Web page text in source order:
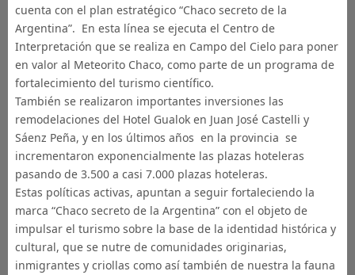
cuenta con el plan estratégico “Chaco secreto de la
Argentina”. En esta línea se ejecuta el Centro de
Interpretación que se realiza en Campo del Cielo para poner
en valor al Meteorito Chaco, como parte de un programa de
fortalecimiento del turismo científico.
También se realizaron importantes inversiones las
remodelaciones del Hotel Gualok en Juan José Castelli y
Sáenz Peña, y en los últimos años en la provincia se
incrementaron exponencialmente las plazas hoteleras
pasando de 3.500 a casi 7.000 plazas hoteleras.
Estas políticas activas, apuntan a seguir fortaleciendo la
marca “Chaco secreto de la Argentina” con el objeto de
impulsar el turismo sobre la base de la identidad histórica y
cultural, que se nutre de comunidades originarias,
inmigrantes y criollas como así también de nuestra la fauna